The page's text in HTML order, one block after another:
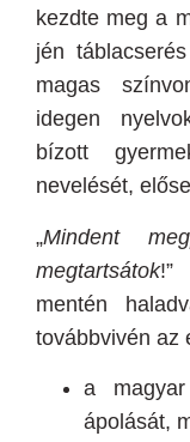
kezdte meg a
jén
magas
idegen
bízott
nevelését,
„Mindent
megtartsátok!”
mentén
továbbvivén az
a
ápolását,